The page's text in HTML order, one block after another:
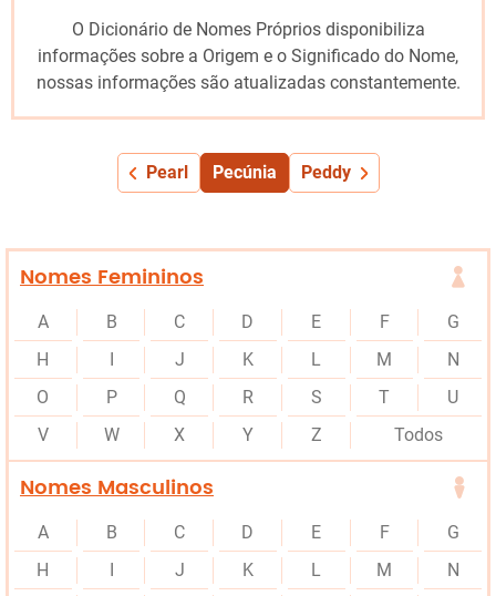
O Dicionário de Nomes Próprios disponibiliza
informações sobre a Origem e o Significado do Nome,
nossas informações são atualizadas constantemente.
Pearl Pecúnia Peddy
Nomes Femininos
A B C D E F
G
H
J K L M
N
O
P Q R S T
U
V
W X Y Z Todos
Nomes Masculinos
A B C D E F
G
H
J K L M
N